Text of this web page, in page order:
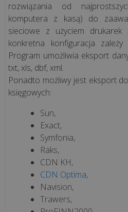
rozwiązania od
komputera z kasą) do
sieciowe z użyciem drukarek
konkretna konfiguracja
Program umożliwia eksport
txt, xls, dbf, xml.
Ponadto możliwy jest eksport
księgowych:
Sun,
Exact,
Symfonia,
Raks,
CDN KH,
CDN Optima,
Navision,
Trawers,